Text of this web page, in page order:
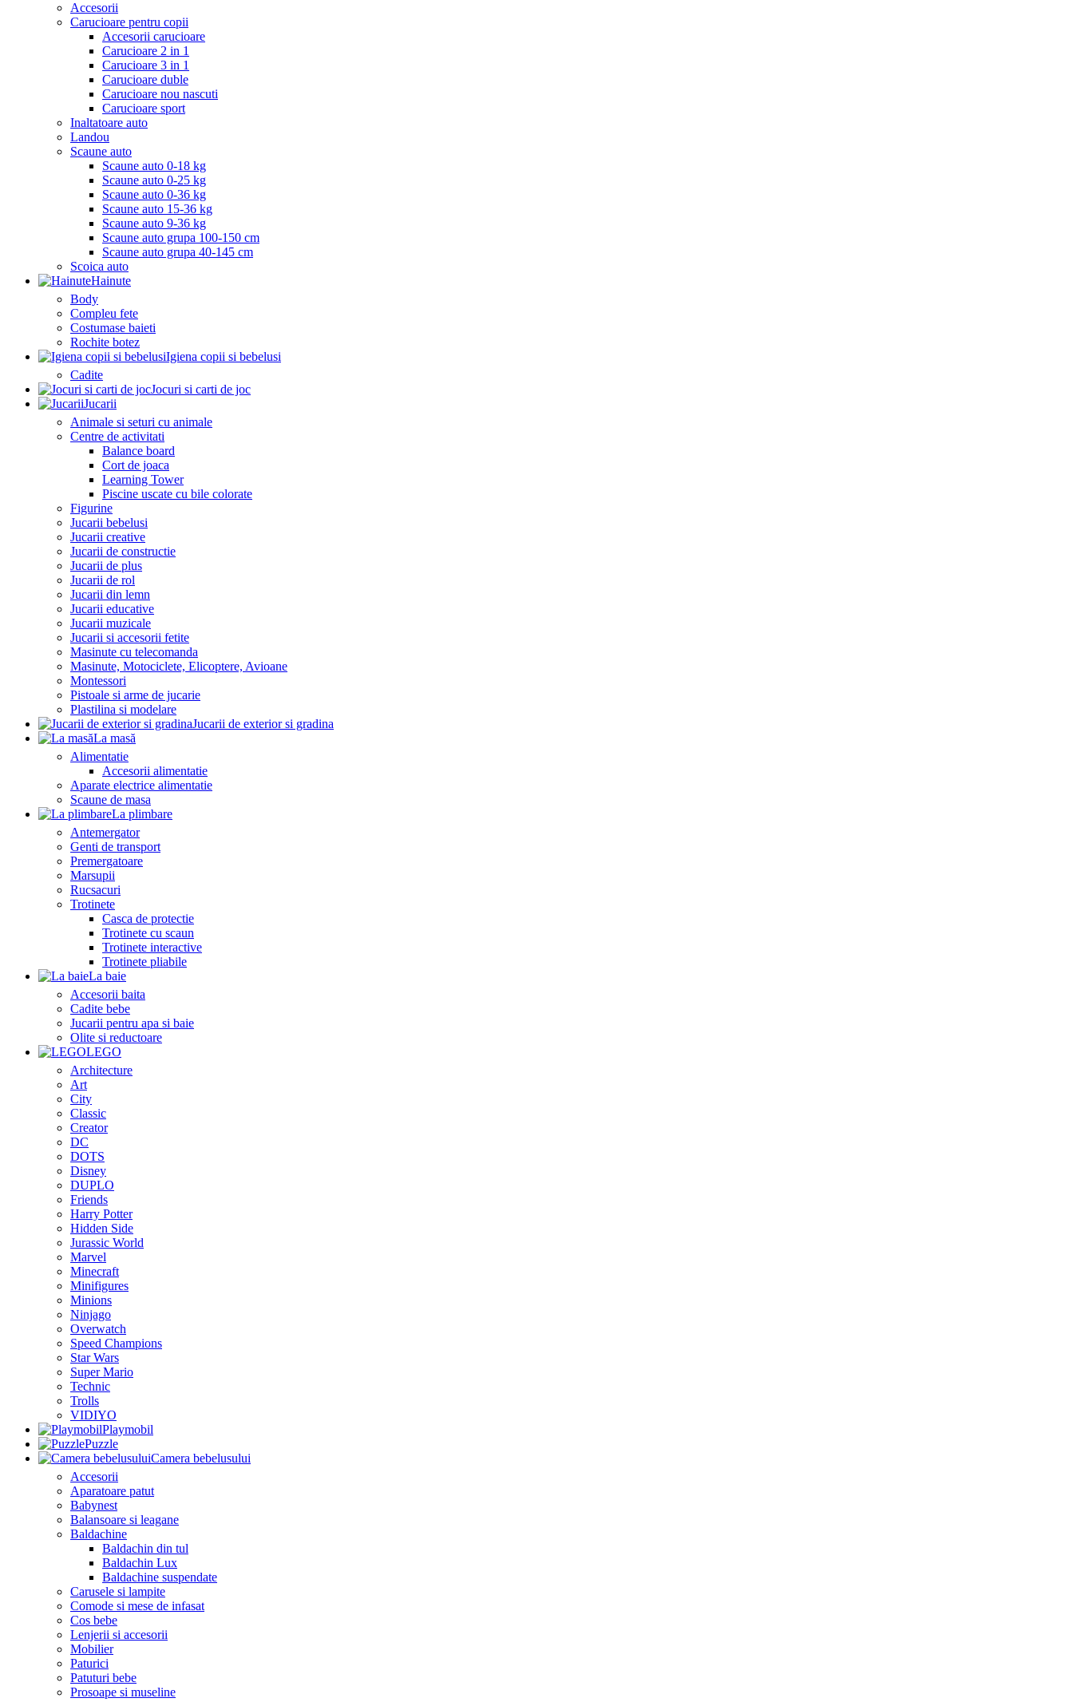
Accesorii
Carucioare pentru copii
Accesorii carucioare
Carucioare 2 in 1
Carucioare 3 in 1
Carucioare duble
Carucioare nou nascuti
Carucioare sport
Inaltatoare auto
Landou
Scaune auto
Scaune auto 0-18 kg
Scaune auto 0-25 kg
Scaune auto 0-36 kg
Scaune auto 15-36 kg
Scaune auto 9-36 kg
Scaune auto grupa 100-150 cm
Scaune auto grupa 40-145 cm
Scoica auto
Hainute
Body
Compleu fete
Costumase baieti
Rochite botez
Igiena copii si bebelusi
Cadite
Jocuri si carti de joc
Jucarii
Animale si seturi cu animale
Centre de activitati
Balance board
Cort de joaca
Learning Tower
Piscine uscate cu bile colorate
Figurine
Jucarii bebelusi
Jucarii creative
Jucarii de constructie
Jucarii de plus
Jucarii de rol
Jucarii din lemn
Jucarii educative
Jucarii muzicale
Jucarii si accesorii fetite
Masinute cu telecomanda
Masinute, Motociclete, Elicoptere, Avioane
Montessori
Pistoale si arme de jucarie
Plastilina si modelare
Jucarii de exterior si gradina
La masă
Alimentatie
Accesorii alimentatie
Aparate electrice alimentatie
Scaune de masa
La plimbare
Antemergator
Genti de transport
Premergatoare
Marsupii
Rucsacuri
Trotinete
Casca de protectie
Trotinete cu scaun
Trotinete interactive
Trotinete pliabile
La baie
Accesorii baita
Cadite bebe
Jucarii pentru apa si baie
Olite si reductoare
LEGO
Architecture
Art
City
Classic
Creator
DC
DOTS
Disney
DUPLO
Friends
Harry Potter
Hidden Side
Jurassic World
Marvel
Minecraft
Minifigures
Minions
Ninjago
Overwatch
Speed Champions
Star Wars
Super Mario
Technic
Trolls
VIDIYO
Playmobil
Puzzle
Camera bebelusului
Accesorii
Aparatoare patut
Babynest
Balansoare si leagane
Baldachine
Baldachin din tul
Baldachin Lux
Baldachine suspendate
Carusele si lampite
Comode si mese de infasat
Cos bebe
Lenjerii si accesorii
Mobilier
Paturici
Patuturi bebe
Prosoape si museline